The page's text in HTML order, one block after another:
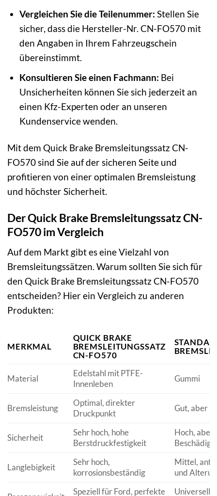
Vergleichen Sie die Teilenummer: Stellen Sie
sicher, dass die Hersteller-Nr. CN-FO570 mit
den Angaben in Ihrem Fahrzeugschein
übereinstimmt.
Konsultieren Sie einen Fachmann: Bei
Unsicherheiten können Sie sich jederzeit an
einen Kfz-Experten oder an unseren
Kundenservice wenden.
Mit dem Quick Brake Bremsleitungssatz CN-
FO570 sind Sie auf der sicheren Seite und
profitieren von einer optimalen Bremsleistung
und höchster Sicherheit.
Der Quick Brake Bremsleitungssatz CN-
FO570 im Vergleich
Auf dem Markt gibt es eine Vielzahl von
Bremsleitungssätzen. Warum sollten Sie sich für
den Quick Brake Bremsleitungssatz CN-FO570
entscheiden? Hier ein Vergleich zu anderen
Produkten:
MERKMAL
QUICK BRAKE
BREMSLEITUNGSSATZ
CN-FO570
Material
Edelstahl mit PTFE-
Innenleben
Gummi
Bremsleistung
Optimal, direkter
Druckpunkt
Gut, aber
Sicherheit
Sehr hoch, hohe
Berstdruckfestigkeit
Hoch, aber
Langlebigkeit
Sehr hoch,
korrosionsbeständig
Mittel,
und
Speziell für Ford, perfekte Universell,